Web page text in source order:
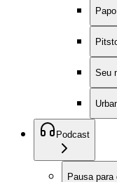
Seu
Podcast
Pausa para